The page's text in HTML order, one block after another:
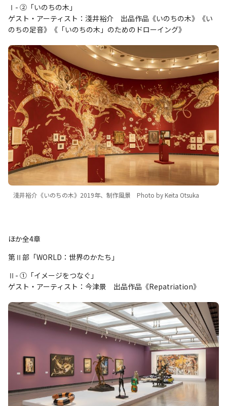
Ⅰ- ②「いのちの木」
ゲスト・アーティスト：淺井裕介 出品作品《いのちの木》《い
のちの足音》《「いのちの木」のためのドローイング》
淺井裕介《いのちの木》2019年、制作風景 Photo by Keita Otsuka
ほか全4章
第Ⅱ部「WORLD：世界のかたち」
Ⅱ- ①「イメージをつなぐ」
ゲスト・アーティスト：今津景 出品作品《Repatriation》